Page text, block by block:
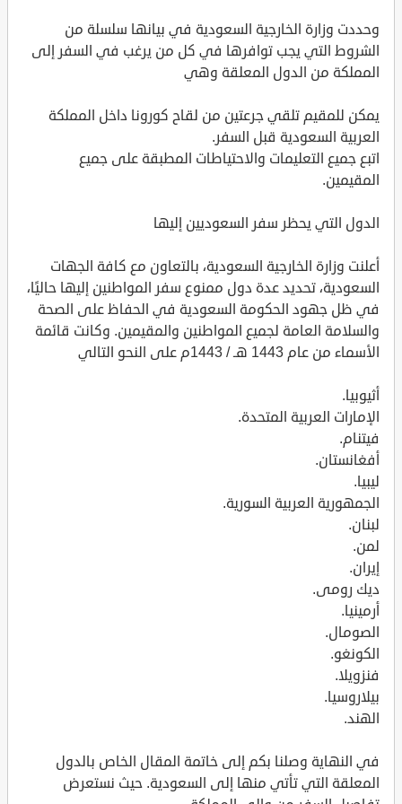
وحددت وزارة الخارجية السعودية في بيانها سلسلة من
الشروط التي يجب توافرها في كل من يرغب في السفر إلى
المملكة من الدول المعلقة وهي
يمكن للمقيم تلقي جرعتين من لقاح كورونا داخل المملكة
العربية السعودية قبل السفر.
اتبع جميع التعليمات والاحتياطات المطبقة على جميع
المقيمين.
الدول التي يحظر سفر السعوديين إليها
أعلنت وزارة الخارجية السعودية، بالتعاون مع كافة الجهات
السعودية، تحديد عدة دول ممنوع سفر المواطنين إليها حاليًا،
في ظل جهود الحكومة السعودية في الحفاظ على الصحة
والسلامة العامة لجميع المواطنين والمقيمين. وكانت قائمة
الأسماء من عام 1443 هـ / 1443م على النحو التالي
أثيوبيا.
الإمارات العربية المتحدة.
فيتنام.
أفغانستان.
ليبيا.
الجمهورية العربية السورية.
لبنان.
لمن.
إيران.
ديك رومى.
أرمينيا.
الصومال.
الكونغو.
فنزويلا.
بيلاروسيا.
الهند.
في النهاية وصلنا بكم إلى خاتمة المقال الخاص بالدول
المعلقة التي تأتي منها إلى السعودية. حيث نستعرض